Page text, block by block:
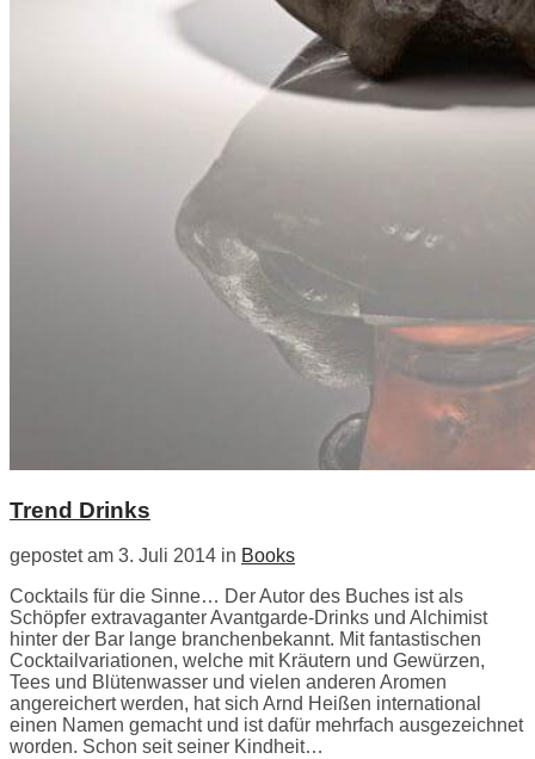
Trend Drinks
gepostet am 3. Juli 2014 in Books
Cocktails für die Sinne… Der Autor des Buches ist als
Schöpfer extravaganter Avantgarde-Drinks und Alchimist
hinter der Bar lange branchenbekannt. Mit fantastischen
Cocktailvariationen, welche mit Kräutern und Gewürzen,
Tees und Blütenwasser und vielen anderen Aromen
angereichert werden, hat sich Arnd Heißen international
einen Namen gemacht und ist dafür mehrfach ausgezeichnet
worden. Schon seit seiner Kindheit…